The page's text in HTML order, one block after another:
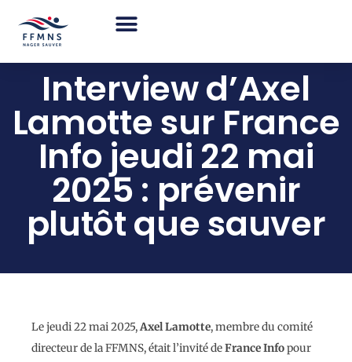
contenu
Interview d’Axel
Lamotte sur France
Info jeudi 22 mai
2025 : prévenir
plutôt que sauver
Le jeudi 22 mai 2025,Axel Lamotte, membre du comité
directeur de la FFMNS, était l’invité deFrance Infopour